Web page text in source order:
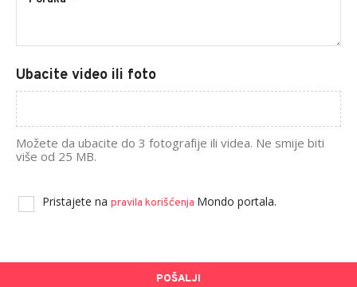
Ubacite video ili foto
Možete da ubacite do 3 fotografije ili videa. Ne smije biti
više od 25 MB.
Pristajete na pravila korišćenja Mondo portala.
POŠALJI